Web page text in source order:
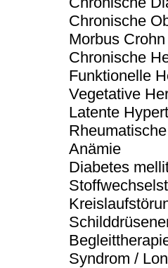
Chronische
Morbus
Chronische
Funktionelle
Vegetative
Latente
Anämie
Diabetes
Syndrom /